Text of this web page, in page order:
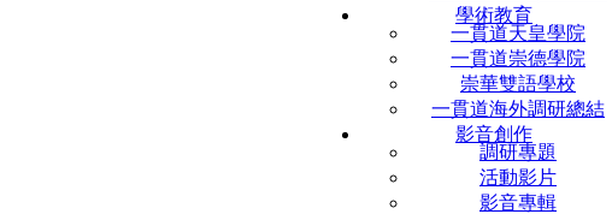
學術教育
一貫道天皇學院
一貫道崇德學院
崇華雙語學校
一貫道海外調研總結
影音創作
調研專題
活動影片
影音專輯